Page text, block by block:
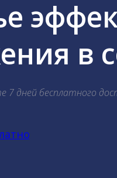
в
7 дней бесплатного